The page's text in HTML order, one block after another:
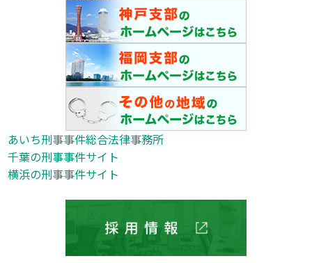
あいち刑事事件総合法律事務所
千葉の刑事事件サイト
横浜の刑事事件サイト